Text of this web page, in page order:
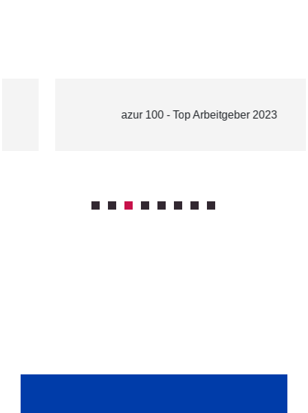
azur 100 - Top Arbeitgeber 2023